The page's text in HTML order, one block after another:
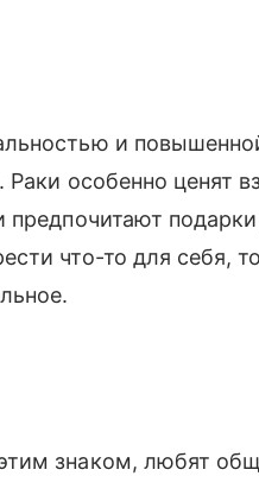
и
Раки особенно ценят
предпочитают
что-то для себя,
знаком, любят